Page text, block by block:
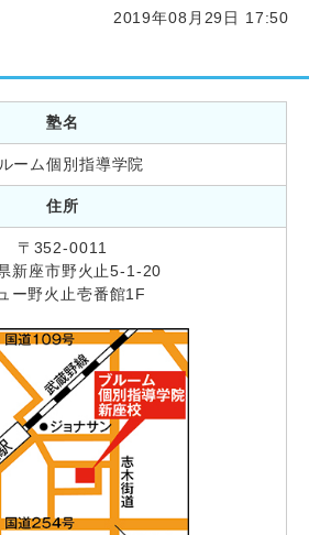
2019年08月29日 17:50
塾名
ーム個別指導学院
住所
〒352-0011
新座市野火止5-1-20
ー野火止壱番館1F